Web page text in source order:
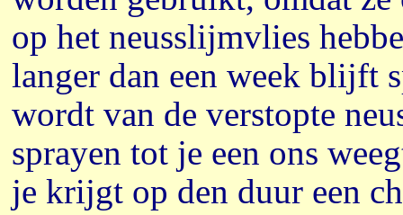
op het neusslijmvlies
langer dan een week blijft
wordt van de verstopte
sprayen tot je een ons
je krijgt op den duur een